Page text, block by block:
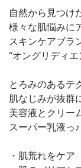
自然から見つけ
様々な肌悩みに
スキンケアブラ
“オングリディエ
とろみのあるテ
肌なじみが抜群
美容液とクリー
スーパー乳液っ♪
・肌荒れをケア